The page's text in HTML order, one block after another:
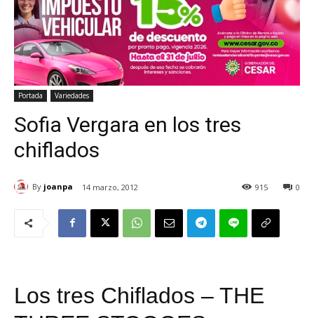
Portada Variedades
Sofia Vergara en los tres
chiflados
By joanpa 14 marzo, 2012 0
915
Los tres Chiflados – THE